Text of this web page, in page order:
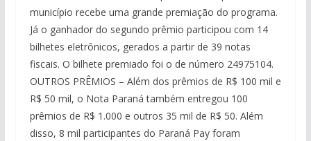
município recebe uma grande premiação do programa.
Já o ganhador do segundo prêmio participou com 14
bilhetes eletrônicos, gerados a partir de 39 notas
fiscais. O bilhete premiado foi o de número 24975104.
OUTROS PRÊMIOS – Além dos prêmios de R$ 100 mil e
R$ 50 mil, o Nota Paraná também entregou 100
prêmios de R$ 1.000 e outros 35 mil de R$ 50. Além
disso, 8 mil participantes do Paraná Pay foram